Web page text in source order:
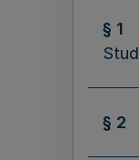
§ 1
§ 2